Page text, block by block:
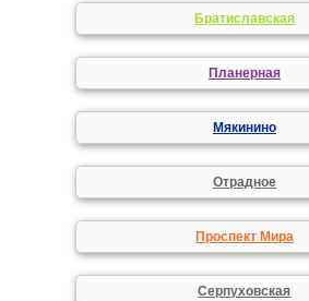
Братиславская
Планерная
Мякинино
Отрадное
Проспект Мира
Серпуховская